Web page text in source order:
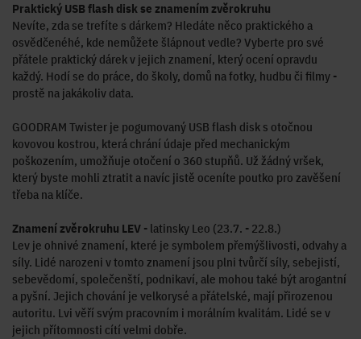
Praktický USB flash disk se znamením zvěrokruhu
Nevíte, zda se trefíte s dárkem? Hledáte něco praktického a
osvědčenéhé, kde nemůžete šlápnout vedle? Vyberte pro své
přátele praktický dárek v jejich znamení, který ocení opravdu
každý. Hodí se do práce, do školy, domů na fotky, hudbu či filmy -
prostě na jakákoliv data.
GOODRAM Twister je pogumovaný USB flash disk s otočnou
kovovou kostrou, která chrání údaje před mechanickým
poškozením, umožňuje otočení o 360 stupňů. Už žádný vršek,
který byste mohli ztratit a navíc jistě oceníte poutko pro zavěšení
třeba na klíče.
Znamení zvěrokruhu LEV - latinsky Leo (23.7. - 22.8.)
Lev je ohnivé znamení, které je symbolem přemýšlivosti, odvahy a
síly. Lidé narozeni v tomto znamení jsou plni tvůrčí síly, sebejistí,
sebevědomí, společenští, podnikaví, ale mohou také být arogantní
a pyšní. Jejich chování je velkorysé a přátelské, mají přirozenou
autoritu. Lvi věří svým pracovním i morálním kvalitám. Lidé se v
jejich přítomnosti cítí velmi dobře.